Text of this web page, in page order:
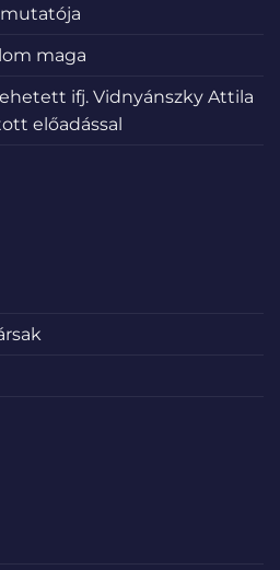
maga
ifj. Vidnyánszky Attila
előadással